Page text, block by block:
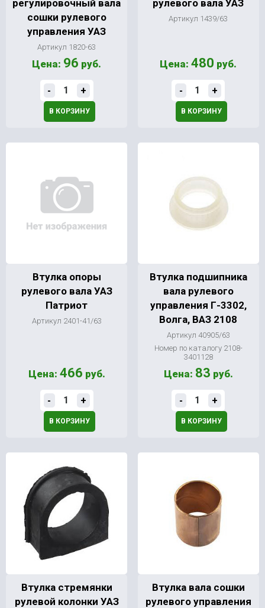
регулировочный вала
сошки рулевого
управления УАЗ
Артикул 1820-63
Цена: 96 руб.
- +
В КОРЗИНУ
рулевого вала УАЗ
Артикул 1439/63
Цена:480 руб.
- +
В КОРЗИНУ
Втулка опоры
рулевого вала УАЗ
Патриот
Артикул 2401-41/63
Цена: 466 руб.
- +
В КОРЗИНУ
Втулка подшипника
вала рулевого
управления Г-3302,
Волга, ВАЗ 2108
Артикул 40905/63
Номер по каталогу 2108-
3401128
Цена: 83 руб.
- +
В КОРЗИНУ
Втулка стремянки
рулевой колонки УАЗ
Втулка вала сошки
рулевого управления